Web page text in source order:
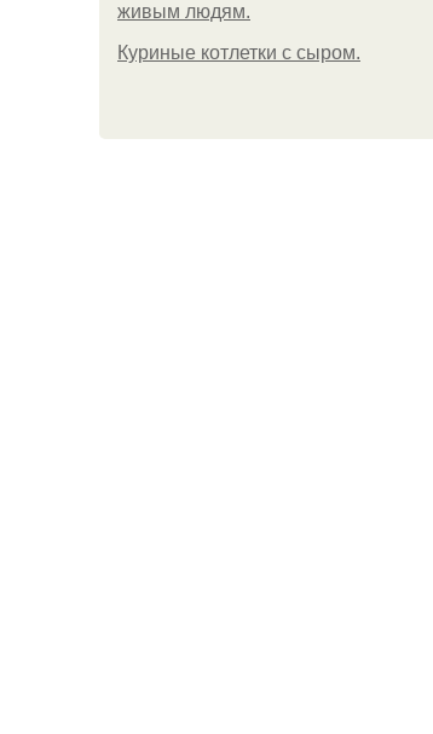
живым людям.
Куриные котлетки с сыром.